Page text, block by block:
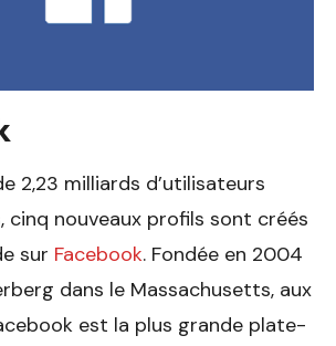
2,23 milliards d’utilisateurs
cinq nouveaux profils sont créés
sur Facebook. Fondée en 2004
dans le Massachusetts, aux
est la plus grande plate-